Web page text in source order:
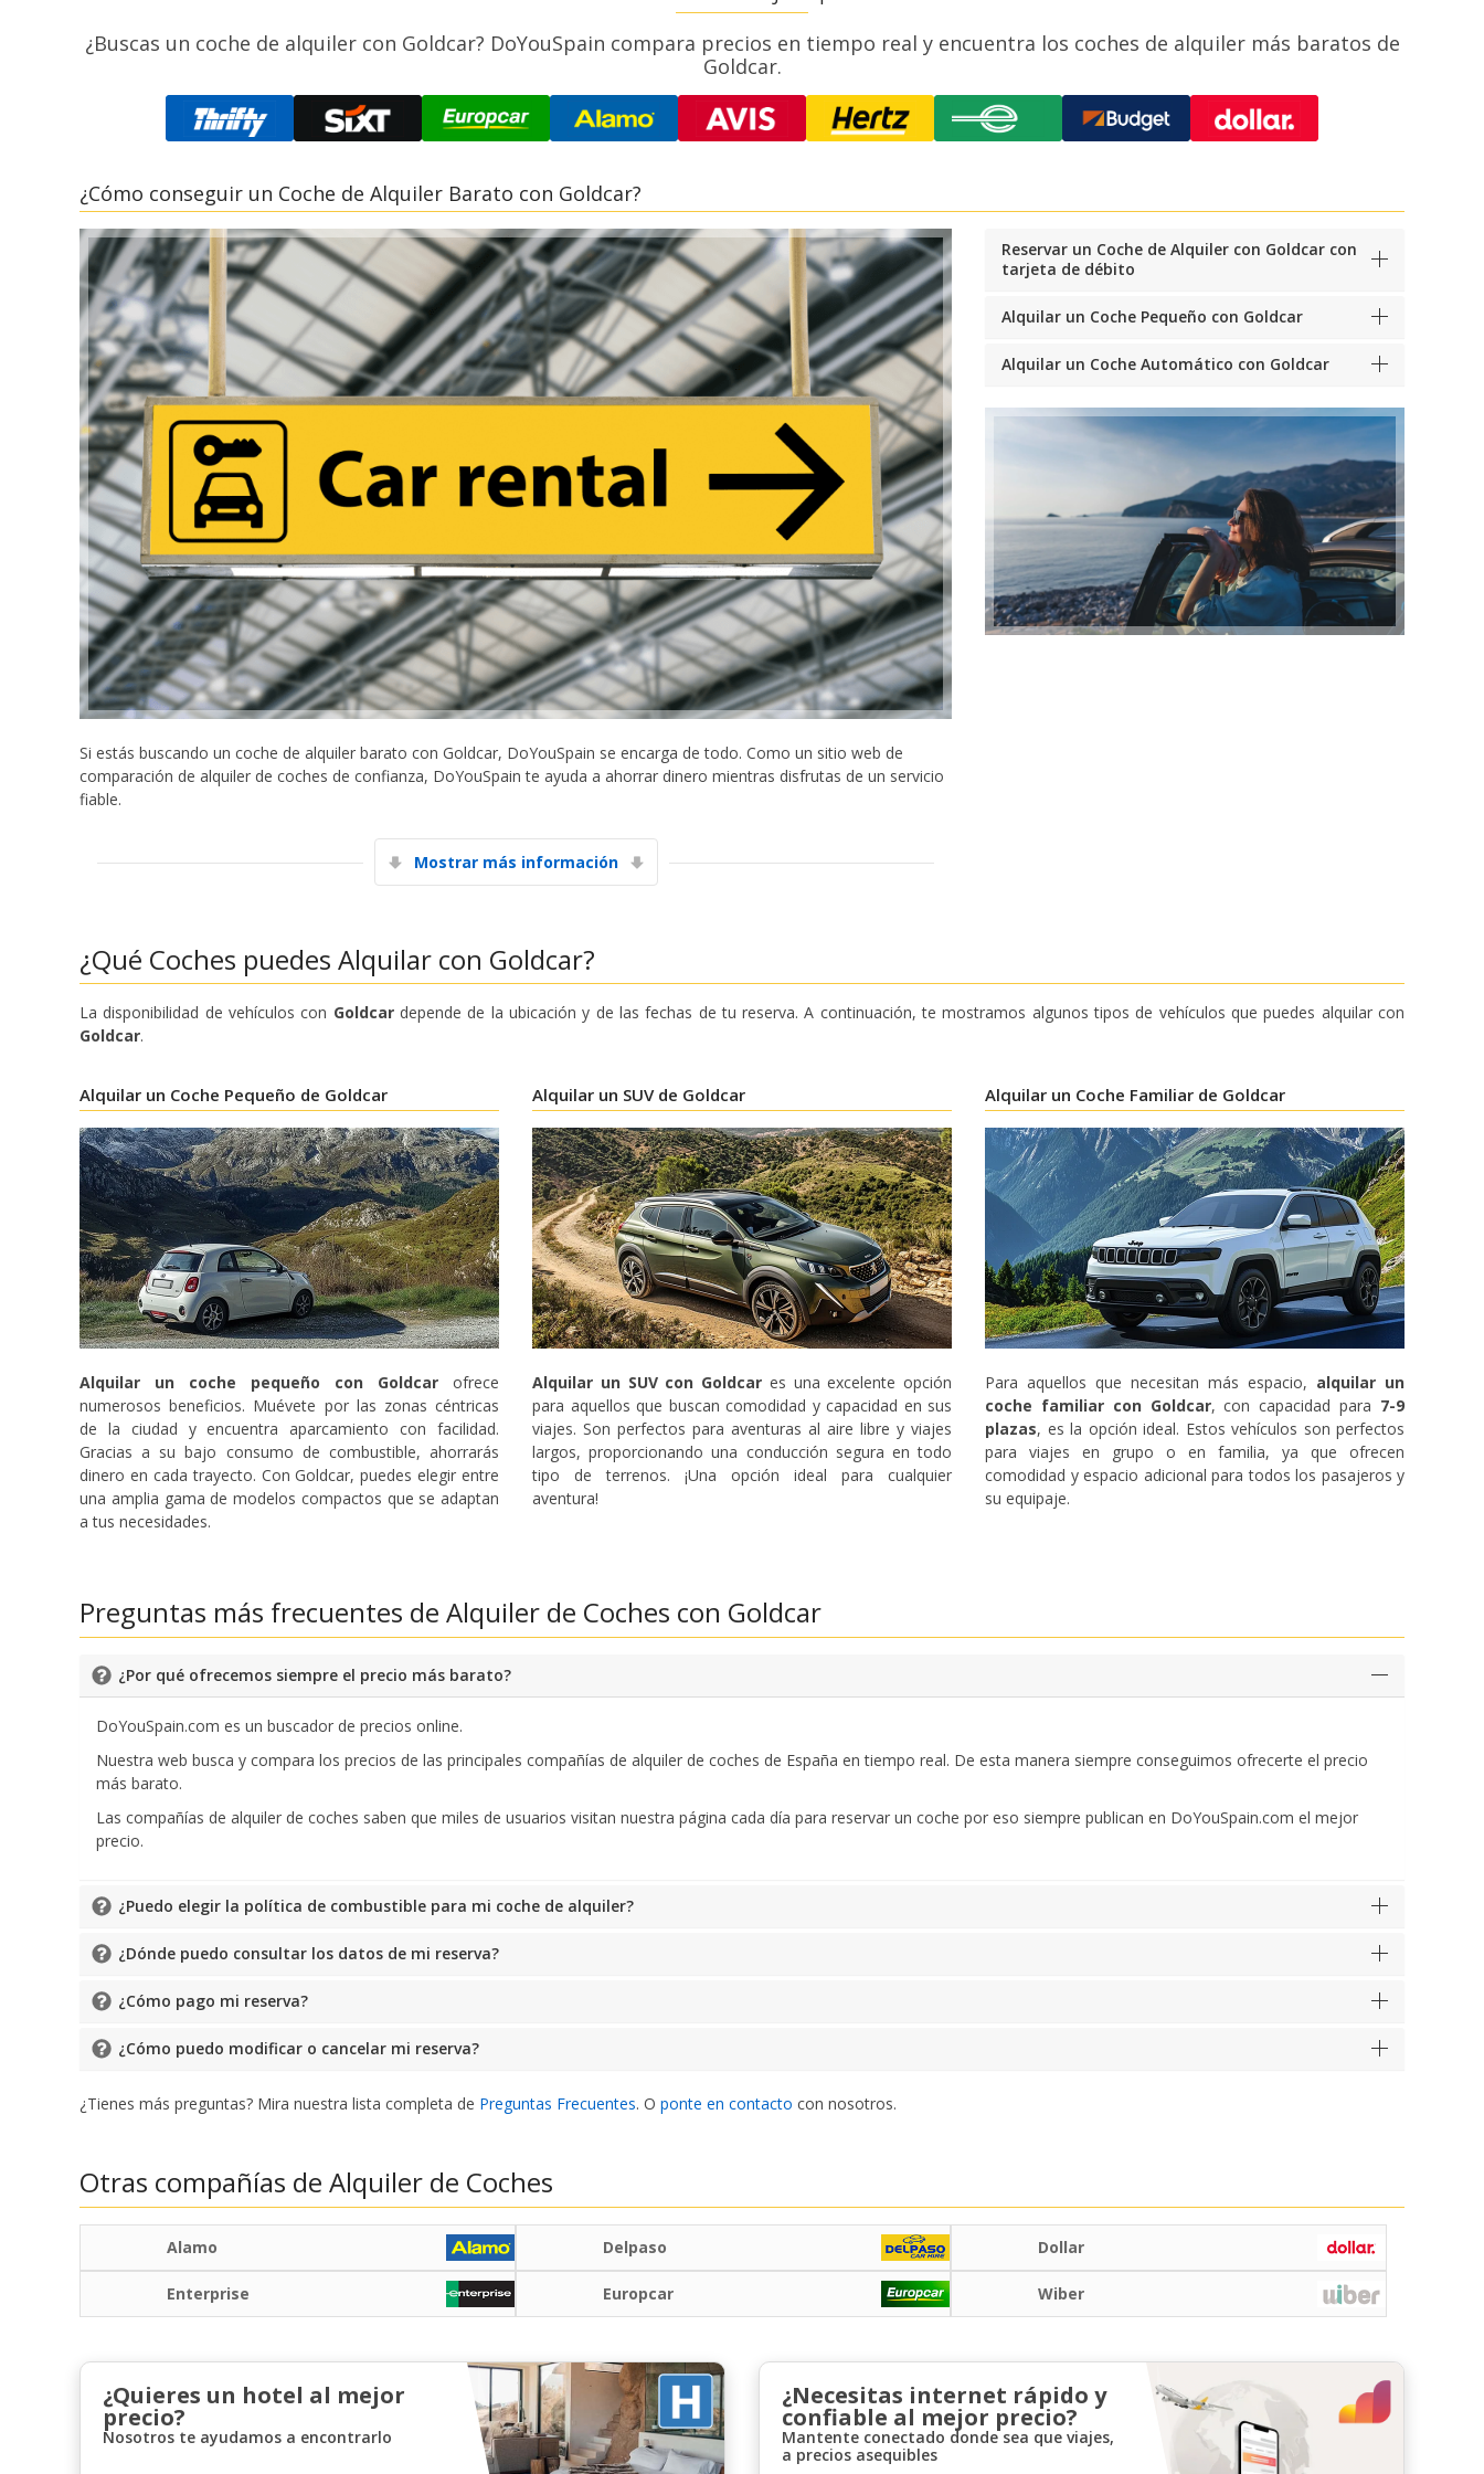
¿Buscas un coche de alquiler con Goldcar? DoYouSpain compara precios en tiempo real y encuentra los coches de alquiler más baratos de
Goldcar.
¿Cómo conseguir un Coche de Alquiler Barato con Goldcar?
Si estás buscando un coche de alquiler barato con Goldcar, DoYouSpain se encarga de todo. Como un sitio web de
comparación de alquiler de coches de confianza, DoYouSpain te ayuda a ahorrar dinero mientras disfrutas de un servicio
fiable.
Mostrar más información
Reservar un Coche de Alquiler con Goldcar con
tarjeta de débito
Alquilar un Coche Pequeño con Goldcar
Alquilar un Coche Automático con Goldcar
¿Qué Coches puedes Alquilar con Goldcar?
La disponibilidad de vehículos con Goldcardepende de la ubicación y de las fechas de tu reserva. A continuación, te mostramos algunos tipos de vehículos que puedes alquilar con
Goldcar.
Alquilar un Coche Pequeño de Goldcar
Alquilar un coche pequeño con Goldcar ofrece
numerosos beneficios. Muévete por las zonas céntricas
de la ciudad y encuentra aparcamiento con facilidad.
Gracias a su bajo consumo de combustible, ahorrarás
dinero en cada trayecto. Con Goldcar, puedes elegir entre
una amplia gama de modelos compactos que se adaptan
a tus necesidades.
Alquilar un SUV de Goldcar
Alquilar un SUV con Goldcar es una excelente opción
para aquellos que buscan comodidad y capacidad en sus
viajes. Son perfectos para aventuras al aire libre y viajes
largos, proporcionando una conducción segura en todo
tipo de terrenos. ¡Una opción ideal para cualquier
aventura!
Alquilar un Coche Familiar de Goldcar
Para aquellos que necesitan más espacio, alquilar un
coche familiar con Goldcar, con capacidad para 7-9
plazas, es la opción ideal. Estos vehículos son perfectos
para viajes en grupo o en familia, ya que ofrecen
comodidad y espacio adicional para todos los pasajeros y
su equipaje.
Preguntas más frecuentes de Alquiler de Coches con Goldcar
¿Por qué ofrecemos siempre el precio más barato?
DoYouSpain.com es un buscador de precios online.
Nuestra web busca y compara los precios de las principales compañías de alquiler de coches de España en tiempo real. De esta manera siempre conseguimos ofrecerte el precio
más barato.
Las compañías de alquiler de coches saben que miles de usuarios visitan nuestra página cada día para reservar un coche por eso siempre publican en DoYouSpain.com el mejor
precio.
¿Puedo elegir la política de combustible para mi coche de alquiler?
¿Dónde puedo consultar los datos de mi reserva?
¿Cómo pago mi reserva?
¿Cómo puedo modificar o cancelar mi reserva?
¿Tienes más preguntas? Mira nuestra lista completa de Preguntas Frecuentes. O ponte en contacto con nosotros.
Otras compañías de Alquiler de Coches
Alamo Delpaso Dollar
Enterprise Europcar Wiber
¿Quieres un hotel al mejor
precio?
Nosotros te ayudamos a encontrarlo
¿Necesitas internet rápido y
confiable al mejor precio?
Mantente conectado donde sea que viajes,
a precios asequibles
Descuentos especiales
Accede a ofertas exclusivas de nuestros
Iniciar sesión con eLink